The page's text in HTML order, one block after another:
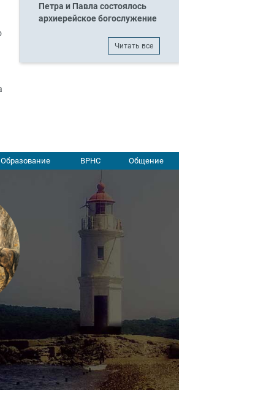
Петра и Павла состоялось
архиерейское богослужение
Читать все
Образование ВРНС Общение